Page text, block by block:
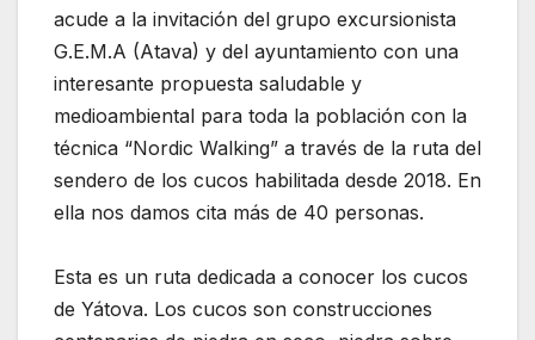
acude a la invitación del grupo excursionista
G.E.M.A (Atava) y del ayuntamiento con una
interesante propuesta saludable y
medioambiental para toda la población con la
técnica “Nordic Walking” a través de la ruta del
sendero de los cucos habilitada desde 2018. En
ella nos damos cita más de 40 personas.
Esta es un ruta dedicada a conocer los cucos
de Yátova. Los cucos son construcciones